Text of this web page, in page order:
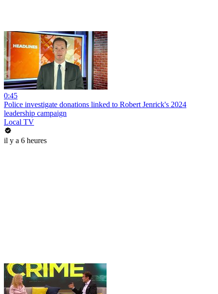
0:45
Police investigate donations linked to Robert Jenrick's 2024
leadership campaign
Local TV
il y a 6 heures